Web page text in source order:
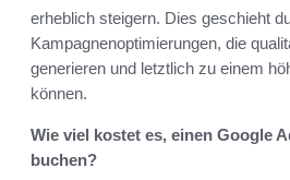
erheblich steigern. Dies geschieht
Kampagnenoptimierungen, die
generieren und letztlich zu einem
können.
Wie viel kostet es, einen Google
buchen?